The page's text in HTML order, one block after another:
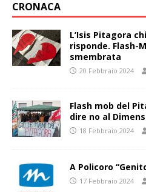
CRONACA
L’Isis Pitagora
risponde. Flash-
smembrata
20 Febbraio 2024
Flash mob del
dire no al
18 Febbraio 2024
A Policoro
17 Febbraio 2024